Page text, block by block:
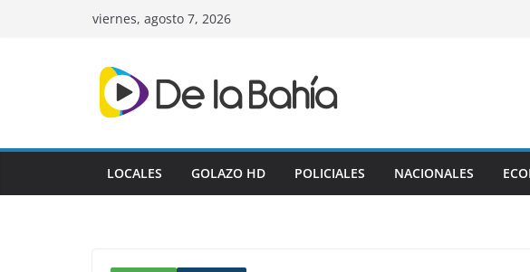
viernes, agosto 7, 2026
LOCALES GOLAZO HD POLICIALES NACIONALES